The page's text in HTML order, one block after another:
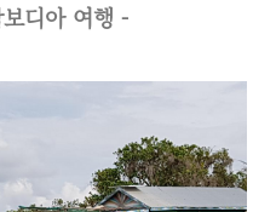
디아 여행 -